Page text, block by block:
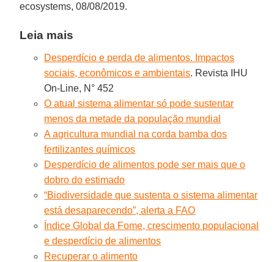
ecosystems, 08/08/2019.
Leia mais
Desperdício e perda de alimentos. Impactos
sociais, econômicos e ambientais. Revista IHU
On-Line, N° 452
O atual sistema alimentar só pode sustentar
menos da metade da população mundial
A agricultura mundial na corda bamba dos
fertilizantes químicos
Desperdício de alimentos pode ser mais que o
dobro do estimado
“Biodiversidade que sustenta o sistema alimentar
está desaparecendo”, alerta a FAO
Índice Global da Fome, crescimento populacional
e desperdício de alimentos
Recuperar o alimento